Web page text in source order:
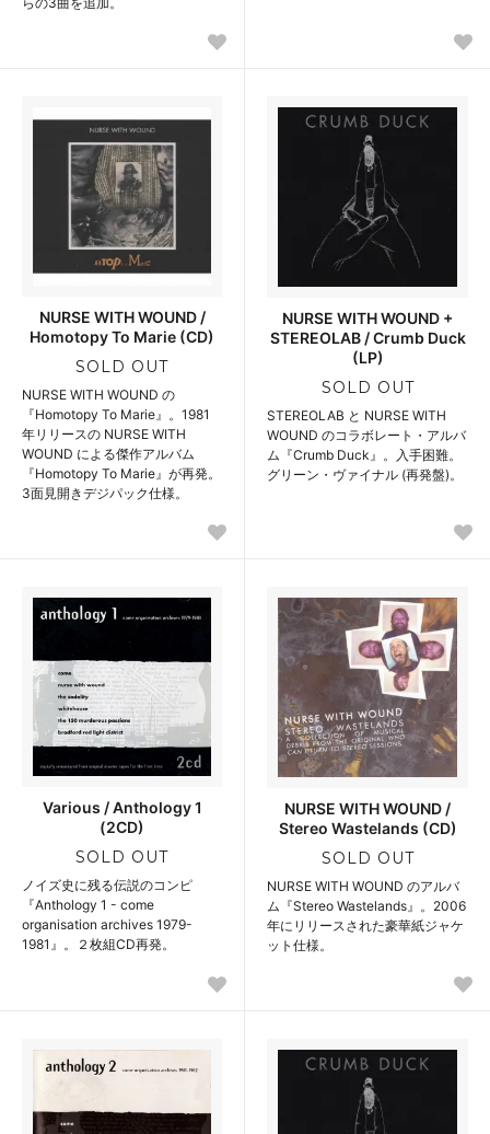
NURSE WITH WOUND /
Homotopy To Marie (CD)
SOLD OUT
NURSE WITH WOUND の
『Homotopy To Marie』。1981
年リリースの NURSE WITH
WOUND による傑作アルバム
『Homotopy To Marie』が再発。
3面見開きデジパック仕様。
NURSE WITH WOUND +
STEREOLAB / Crumb Duck
(LP)
SOLD OUT
STEREOLAB と NURSE WITH
WOUND のコラボレート・アルバ
ム『Crumb Duck』。入手困難。
グリーン・ヴァイナル (再発盤)。
Various / Anthology 1
(2CD)
SOLD OUT
ノイズ史に残る伝説のコンピ
『Anthology 1 - come
organisation archives 1979-
1981』。２枚組CD再発。
NURSE WITH WOUND /
Stereo Wastelands (CD)
SOLD OUT
NURSE WITH WOUND のアルバ
ム『Stereo Wastelands』。2006
年にリリースされた豪華紙ジャケ
ット仕様。